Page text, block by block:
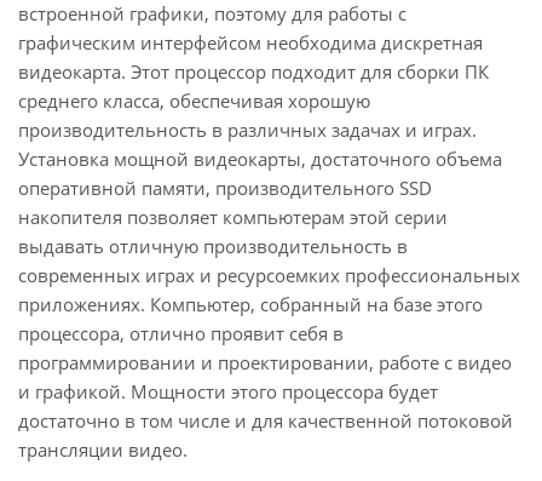
встроенной графики, поэтому для работы с
графическим интерфейсом необходима дискретная
видеокарта. Этот процессор подходит для сборки ПК
среднего класса, обеспечивая хорошую
производительность в различных задачах и играх.
Установка мощной видеокарты, достаточного объема
оперативной памяти, производительного SSD
накопителя позволяет компьютерам этой серии
выдавать отличную производительность в
современных играх и ресурсоемких профессиональных
приложениях. Компьютер, собранный на базе этого
процессора, отлично проявит себя в
программировании и проектировании, работе с видео
и графикой. Мощности этого процессора будет
достаточно в том числе и для качественной потоковой
трансляции видео.